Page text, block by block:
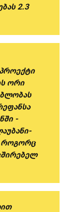
2.3
ორი
-
როგორც